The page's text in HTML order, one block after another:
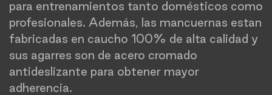
para entrenamientos tanto domésticos como
profesionales. Además, las mancuernas estan
fabricadas en caucho 100% de alta calidad y
sus agarres son de acero cromado
antideslizante para obtener mayor
adherencia.